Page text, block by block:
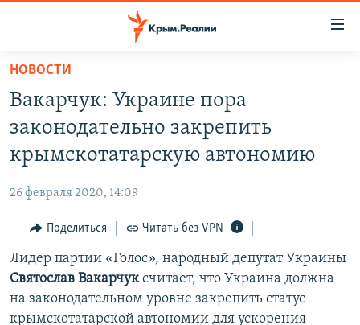
Вернуться
основному
содержанию
главной
навигации
Вернутся
поиску
СПЕЦПРОЕКТЫ
11 ЛЕТ ОККУПАЦИИ КРЫМА. 11 ИСТОРИЙ СОПРОТИВЛЕНИЯ
ЕЩЕ
ИНТЕРАКТИВ
ИНФОГРАФИКА
ТЕЛЕПРОЕКТ КРЫМ.РЕАЛИИ
СОВЕТЫ ПРАВОЗАЩИТНИКОВ
РАДІО СВОБОДА
КАК ОБОЙТИ БЛОКИРОВКУ
Українською
НОВОСТИ
Вакарчук: Украине пора
законодательно закрепить
крымскотатарскую автономию
26 февраля 2020, 14:09
Поделиться Читать без VPN
Лидер партии «Голос», народный депутат Украины
Святослав Вакарчуксчитает, что Украина должна
на законодательном уровне закрепить статус
крымскотатарской автономии для ускорения